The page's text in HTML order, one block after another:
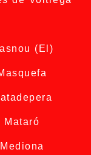
(El)
Mataró